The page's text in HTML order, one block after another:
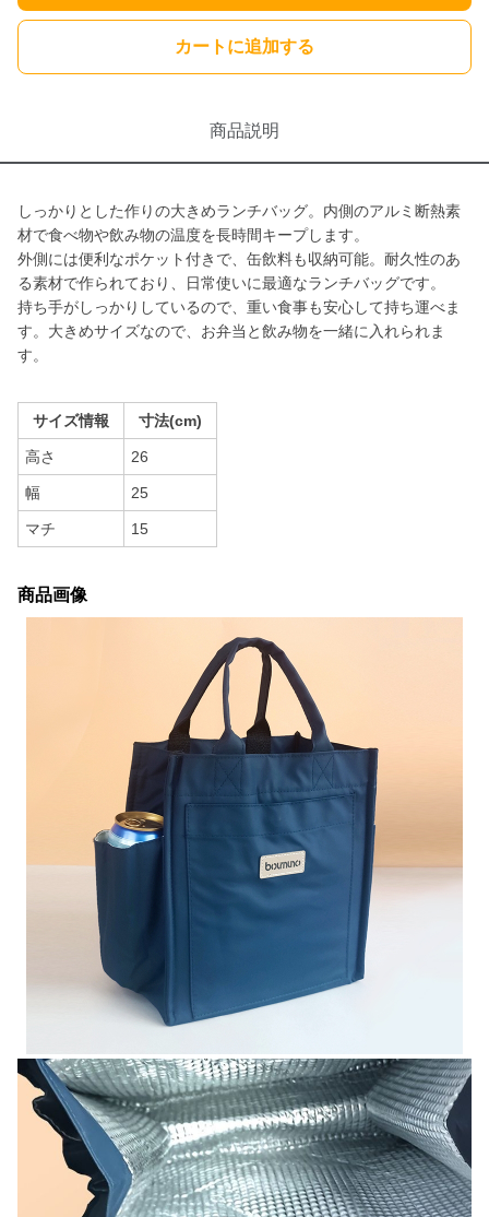
カートに追加する
商品説明
しっかりとした作りの大きめランチバッグ。内側のアルミ断熱素
材で食べ物や飲み物の温度を長時間キープします。
外側には便利なポケット付きで、缶飲料も収納可能。耐久性のあ
る素材で作られており、日常使いに最適なランチバッグです。
持ち手がしっかりしているので、重い食事も安心して持ち運べま
す。大きめサイズなので、お弁当と飲み物を一緒に入れられま
す。
サイズ情報 寸法(cm)
高さ 26
幅 25
マチ 15
商品画像